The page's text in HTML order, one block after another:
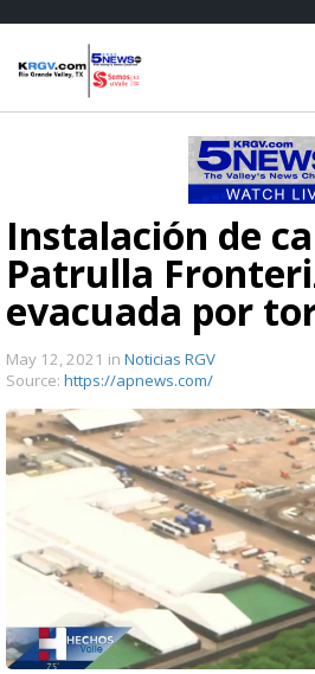
Instalación de
Patrulla
evacuada por
May 12, 2021 in Noticias RGV
Source: https://apnews.com/